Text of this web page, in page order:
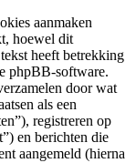
aanmaken
hoewel dit
heeft betrekking
phpBB-software.
door wat
als een
registreren op
en berichten die
aangemeld (hierna